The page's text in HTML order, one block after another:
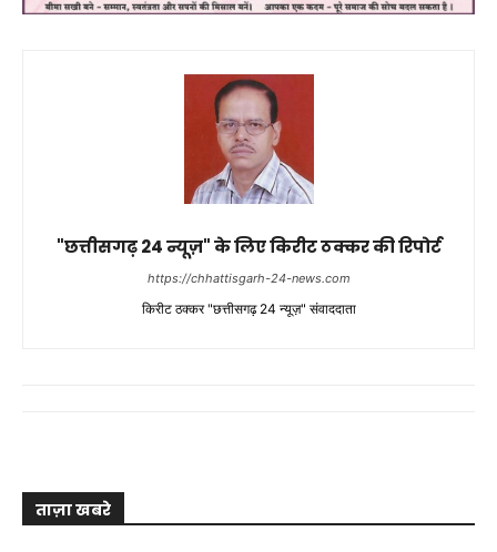
"छत्तीसगढ़ 24 न्यूज़" के लिए किरीट ठक्कर की रिपोर्ट
https://chhattisgarh-24-news.com
किरीट ठक्कर "छत्तीसगढ़ 24 न्यूज़" संवाददाता
ताज़ा खबरे